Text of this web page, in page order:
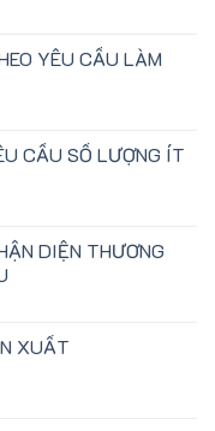
YÊU CẦU LÀM
CẦU SỐ LƯỢNG ÍT
DIỆN THƯƠNG
XUẤT